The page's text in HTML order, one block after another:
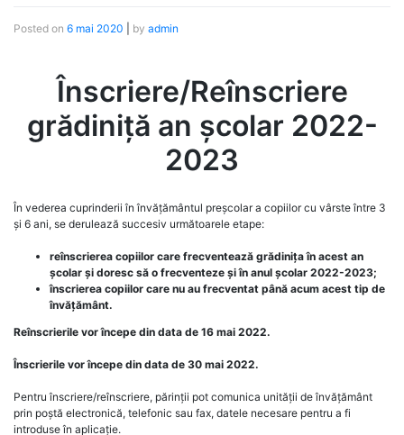
Posted on 6 mai 2020 by admin
Înscriere/Reînscriere
grădiniță an școlar 2022-
2023
În vederea cuprinderii în învățământul preșcolar a copiilor cu vârste între 3
și 6 ani, se derulează succesiv următoarele etape:
reînscrierea copiilor care frecventează grădinița în acest an
școlar și doresc să o frecventeze și în anul școlar 2022-2023;
înscrierea copiilor care nu au frecventat până acum acest tip de
învățământ.
Reînscrierile vor începe din data de 16 mai 2022.
Înscrierile vor începe din data de 30 mai 2022.
Pentru înscriere/reînscriere, părinții pot comunica unității de învățământ
prin poștă electronică, telefonic sau fax, datele necesare pentru a fi
introduse în aplicație.